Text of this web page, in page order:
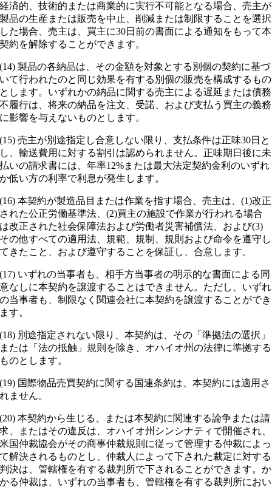
経済的、技術的または商業的に実行不可能となる場合、売主が
製品の生産または販売を中止、削減または制限することを選択
した場合、売主は、買主に30日前の書面による通知をもって本
契約を解除することができます。
(14) 製品の各納品は、その金額を対象とする別個の契約に基づ
いて行われたのと同じ効果を有する別個の販売を構成するもの
とします。いずれかの納品に関する売主による遅延または債務
不履行は、将来の納品を注文、受諾、および支払う買主の義務
に影響を与えないものとします。
(15) 売主が別途指定し合意しない限り、支払条件は正味30日と
し、輸送費用に対する割引は認められません。正味期日後に未
払いの請求書には、年率12%または最大法定契約金利のいずれ
か低い方の利率で利息が発生します。
(16) 本契約が製造品目または作業を指す場合、売主は、(1)改正
された公正労働基準法、(2)買主の施設で作業が行われる場合
は改正された社会保障法および労働者災害補償法、および(3)
その他すべての適用法、規範、規制、規則および命令を遵守し
てきたこと、および遵守することを保証し、合意します。
(17) いずれの当事者も、相手方当事者の明示的な書面による同
意なしに本契約を譲渡することはできません。ただし、いずれ
の当事者も、制限なく関連会社に本契約を譲渡することができ
ます。
(18) 別途指定されない限り、本契約は、その「準拠法の選択」
または「法の抵触」規則を除き、オハイオ州の法律に準拠する
ものとします。
(19) 国際物品売買契約に関する国連条約は、本契約には適用さ
れません。
(20) 本契約から生じる、または本契約に関連する論争または請
求、またはその違反は、オハイオ州シンシナティで開催され、
米国仲裁協会がその商事仲裁規則に従って管理する仲裁によっ
て解決されるものとし、仲裁人によって下された裁定に対する
判決は、管轄権を有する裁判所で下されることができます。か
かる仲裁は、いずれの当事者も、管轄権を有する裁判所におい